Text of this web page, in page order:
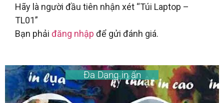
Hãy là người đầu tiên nhận xét “Túi Laptop –
TL01”
Bạn phải đăng nhập để gửi đánh giá.
Đa Dạng in ấn